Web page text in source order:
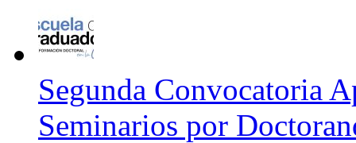
Segunda Convocatoria
Seminarios por